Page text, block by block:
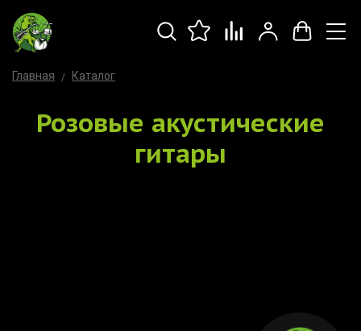
Главная Каталог
Розовые акустические
гитары